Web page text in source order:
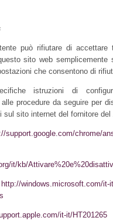
può rifiutare di
sito web semplicemente
che consentono di
istruzioni di
procedure da seguire per
sul sito internet del fornitore del
support.google.com/chrome/
it/kb/
http://windows.microsoft.com/it-
it-it/HT201265